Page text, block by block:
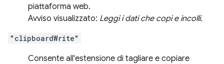
piattaforma web.
Avviso visualizzato: Leggi i dati che copi e incolli.
"clipboardWrite"
Consente all'estensione di tagliare e copiare